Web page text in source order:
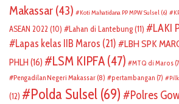
Makassar (43) Koti Mahatidana PP MPW Sulsel (6)
ASEAN 2022 (10) Lahan di Lantebung(11) LAKI
Lapas kelas IIB Maros (21) LBH SPK
PHLH (16) LSM KIPFA (47) MTQ di Maros
Pengadilan Negeri Makassar (8) pertambangan (7)
(12)
Polda Sulsel (69) Polres